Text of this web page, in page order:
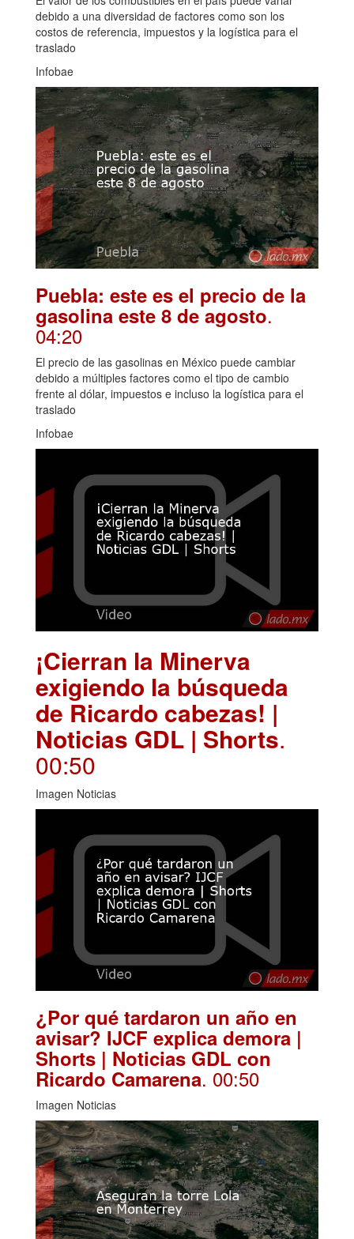
debido a una diversidad de factores como son los
costos de referencia, impuestos y la logística para el
traslado
Infobae
Puebla: este es el precio de la
gasolina este 8 de agosto.
04:20
El precio de las gasolinas en México puede cambiar
debido a múltiples factores como el tipo de cambio
frente al dólar, impuestos e incluso la logística para el
traslado
Infobae
¡Cierran la Minerva
exigiendo la búsqueda
de Ricardo cabezas! |
Noticias GDL | Shorts.
00:50
Imagen Noticias
¿Por qué tardaron un año en
avisar? IJCF explica demora |
Shorts | Noticias GDL con
Ricardo Camarena. 00:50
Imagen Noticias